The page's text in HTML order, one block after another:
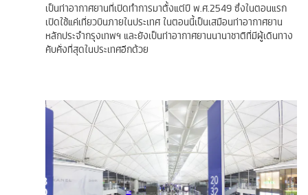
เป็นท่าอากาศยานที่เปิดทำการมาตั้งแต่ปี พ.ศ.2549 ซึ่งในตอนแรก
เปิดใช้แค่เที่ยวบินภายในประเทศ ในตอนนี้เป็นเสมือนท่าอากาศยาน
หลักประจำกรุงเทพฯ และยังเป็นท่าอากาศยานนานาชาติที่มีผู้เดินทาง
คับคั่งที่สุดในประเทศอีกด้วย